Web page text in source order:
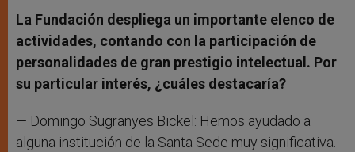
La Fundación despliega un importante elenco de
actividades, contando con la participación de
personalidades de gran prestigio intelectual. Por
su particular interés, ¿cuáles destacaría?
— Domingo Sugranyes Bickel: Hemos ayudado a
alguna institución de la Santa Sede muy significativa.